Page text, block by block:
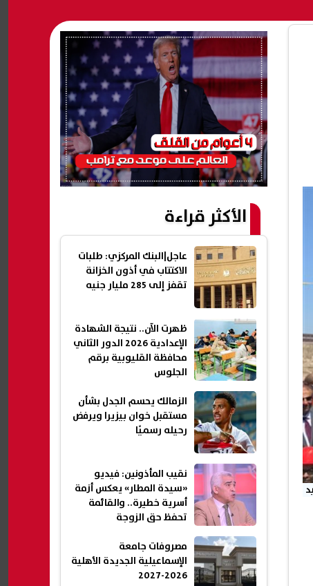
الأكثر قراءة
عاجل|البنك المركزي: طلبات
الاكتتاب في أذون الخزانة
تقفز إلى 285 مليار جنيه
ظهرت الآن.. نتيجة الشهادة
الإعدادية 2026 الدور الثاني
محافظة القليوبية برقم
الجلوس
الزمالك يحسم الجدل بشأن
مستقبل خوان بيزيرا ويرفض
رحيله رسميًا
نقيب المأذونين: فيديو
«سيدة المطار» يعكس أزمة
أسرية خطيرة.. والقائمة
تحفظ حق الزوجة
مصروفات جامعة
الإسماعيلية الجديدة الأهلية
2026-2027